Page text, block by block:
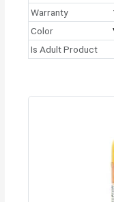
Warranty
Color
Is Adult Product